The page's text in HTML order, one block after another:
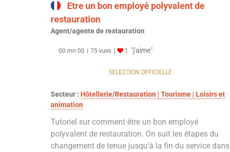
Etre un bon employé polyvalent de
restauration
Agent/agente de restauration
00 mn 00 75 vues 1 "j'aime"
SELECTION OFFICIELLE
Secteur : Hôtellerie/Restauration | Tourisme | Loisirs et
animation
Tutoriel sur comment être un bon employé
polyvalent de restauration. On suit les étapes du
changement de tenue jusqu'à la fin du service dans